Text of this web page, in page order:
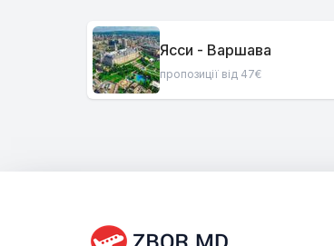
Ясси - Варшава
пропозиції від 47€